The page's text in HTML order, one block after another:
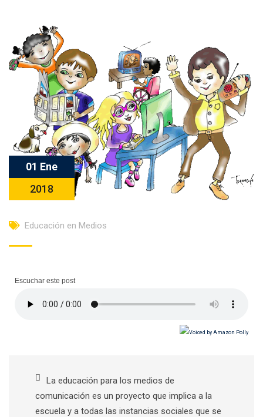
01 Ene
2018
Educación en Medios
Escuchar este post
La educación para los medios de
comunicación es un proyecto que implica a la
escuela y a todas las instancias sociales que se